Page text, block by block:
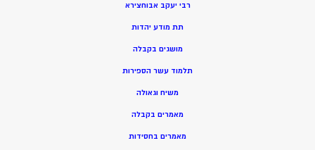
רבי יעקב אבוחצירא
תת מודע יהדות
מושגים בקבלה
תלמוד עשר הספירות
משיח וגאולה
מאמרים בקבלה
מאמרים בחסידות